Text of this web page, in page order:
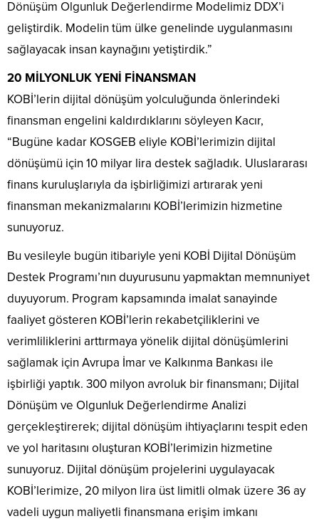
Dönüşüm Olgunluk Değerlendirme Modelimiz DDX’i
geliştirdik. Modelin tüm ülke genelinde uygulanmasını
sağlayacak insan kaynağını yetiştirdik.”
20 MİLYONLUK YENİ FİNANSMAN
KOBİ’lerin dijital dönüşüm yolculuğunda önlerindeki
finansman engelini kaldırdıklarını söyleyen Kacır,
“Bugüne kadar KOSGEB eliyle KOBİ’lerimizin dijital
dönüşümü için 10 milyar lira destek sağladık. Uluslararası
finans kuruluşlarıyla da işbirliğimizi artırarak yeni
finansman mekanizmalarını KOBİ’lerimizin hizmetine
sunuyoruz.
Bu vesileyle bugün itibariyle yeni KOBİ Dijital Dönüşüm
Destek Programı’nın duyurusunu yapmaktan memnuniyet
duyuyorum. Program kapsamında imalat sanayinde
faaliyet gösteren KOBİ’lerin rekabetçiliklerini ve
verimliliklerini arttırmaya yönelik dijital dönüşümlerini
sağlamak için Avrupa İmar ve Kalkınma Bankası ile
işbirliği yaptık. 300 milyon avroluk bir finansmanı; Dijital
Dönüşüm ve Olgunluk Değerlendirme Analizi
gerçekleştirerek; dijital dönüşüm ihtiyaçlarını tespit eden
ve yol haritasını oluşturan KOBİ’lerimizin hizmetine
sunuyoruz. Dijital dönüşüm projelerini uygulayacak
KOBİ’lerimize, 20 milyon lira üst limitli olmak üzere 36 ay
vadeli uygun maliyetli finansmana erişim imkanı